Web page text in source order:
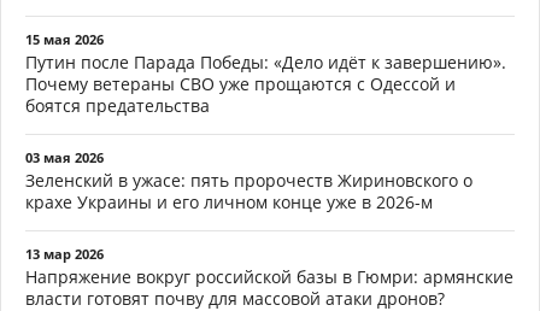
15 мая 2026
Путин после Парада Победы: «Дело идёт к завершению».
Почему ветераны СВО уже прощаются с Одессой и
боятся предательства
03 мая 2026
Зеленский в ужасе: пять пророчеств Жириновского о
крахе Украины и его личном конце уже в 2026-м
13 мар 2026
Напряжение вокруг российской базы в Гюмри: армянские
власти готовят почву для массовой атаки дронов?